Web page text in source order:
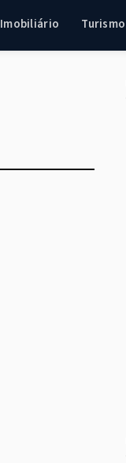
Imobiliário Turismo